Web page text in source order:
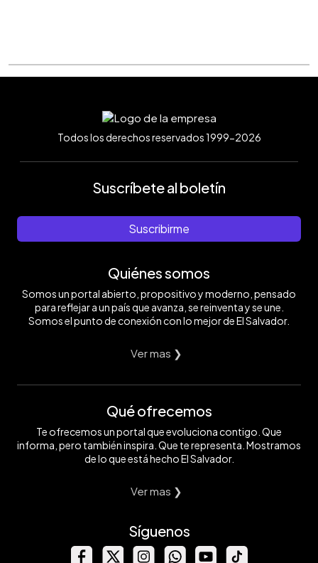
Todos los derechos reservados 1999-2026
Suscríbete al boletín
Suscribirme
Quiénes somos
Somos un portal abierto, propositivo y moderno, pensado
para reflejar a un país que avanza, se reinventa y se une.
Somos el punto de conexión con lo mejor de El Salvador.
Ver mas ❯
Qué ofrecemos
Te ofrecemos un portal que evoluciona contigo. Que
informa, pero también inspira. Que te representa. Mostramos
de lo que está hecho El Salvador.
Ver mas ❯
Síguenos